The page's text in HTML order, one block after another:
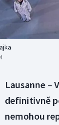
Lausanne –
definitivně
nemohou